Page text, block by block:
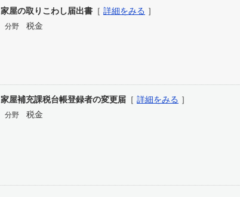
家屋の取りこわし届出書 ［ 詳細をみる ］
分野 税金
家屋補充課税台帳登録者の変更届 ［ 詳細をみる ］
分野 税金